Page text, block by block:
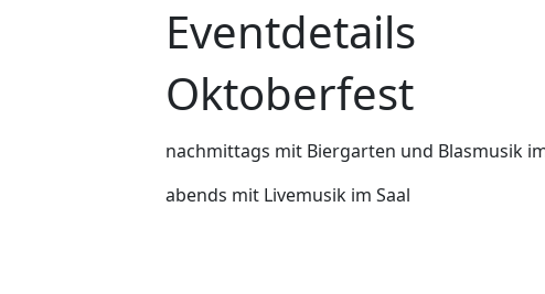
Eventdetails
Oktoberfest
nachmittags mit Biergarten und Blasmusik
abends mit Livemusik im Saal